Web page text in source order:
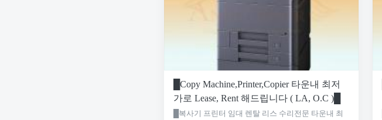
█Copy Machine,Printer,Copier 타운내 최저
가로 Lease, Rent 해드립니다 ( LA, O.C )█
█복사기 프린터 임대 렌탈 리스 수리전문 타운내 최